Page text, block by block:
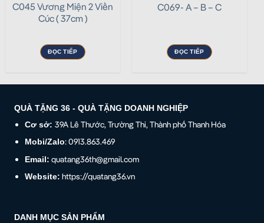
C045 Vương Miện 2 Viền
Cúc ( 37cm )
ĐỌC TIẾP
C069- A – B – C
ĐỌC TIẾP
QUÀ TẶNG 36 - QUÀ TẶNG DOANH NGHIỆP
Cơ sở:39A Lê Thước, Trường Thi, Thành phố Thanh Hóa
Mobi/Zalo: 0913.863.469
Email: quatang36th@gmail.com
Website: https://quatang36.vn
DANH MỤC SẢN PHẨM